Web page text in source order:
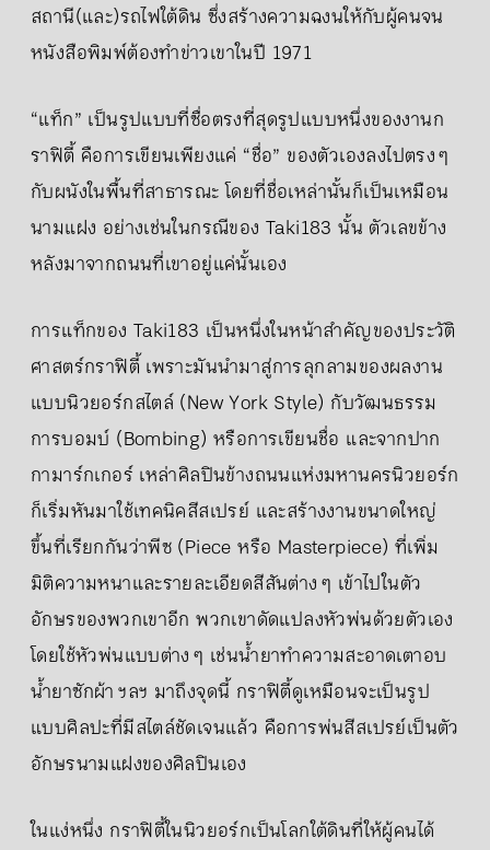
สถานี(และ)รถไฟใต้ดิน ซึ่งสร้างความฉงนให้กับผู้คนจน
หนังสือพิมพ์ต้องทำข่าวเขาในปี 1971
“แท็ก” เป็นรูปแบบที่ซื่อตรงที่สุดรูปแบบหนึ่งของงานก
ราฟิตี้ คือการเขียนเพียงแค่ “ชื่อ” ของตัวเองลงไปตรง ๆ
กับผนังในพื้นที่สาธารณะ โดยที่ชื่อเหล่านั้นก็เป็นเหมือน
นามแฝง อย่างเช่นในกรณีของ Taki183 นั้น ตัวเลขข้าง
หลังมาจากถนนที่เขาอยู่แค่นั้นเอง
การแท็กของ Taki183 เป็นหนึ่งในหน้าสำคัญของประวัติ
ศาสตร์กราฟิตี้ เพราะมันนำมาสู่การลุกลามของผลงาน
แบบนิวยอร์กสไตล์ (New York Style) กับวัฒนธรรม
การบอมบ์ (Bombing) หรือการเขียนชื่อ และจากปาก
กามาร์กเกอร์ เหล่าศิลปินข้างถนนแห่งมหานครนิวยอร์ก
ก็เริ่มหันมาใช้เทคนิคสีสเปรย์ และสร้างงานขนาดใหญ่
ขึ้นที่เรียกกันว่าพีซ (Piece หรือ Masterpiece) ที่เพิ่ม
มิติความหนาและรายละเอียดสีสันต่าง ๆ เข้าไปในตัว
อักษรของพวกเขาอีก พวกเขาดัดแปลงหัวพ่นด้วยตัวเอง
โดยใช้หัวพ่นแบบต่าง ๆ เช่นน้ำยาทำความสะอาดเตาอบ
น้ำยาซักผ้า ฯลฯ มาถึงจุดนี้ กราฟิตี้ดูเหมือนจะเป็นรูป
แบบศิลปะที่มีสไตล์ชัดเจนแล้ว คือการพ่นสีสเปรย์เป็นตัว
อักษรนามแฝงของศิลปินเอง
ในแง่หนึ่ง กราฟิตี้ในนิวยอร์กเป็นโลกใต้ดินที่ให้ผู้คนได้